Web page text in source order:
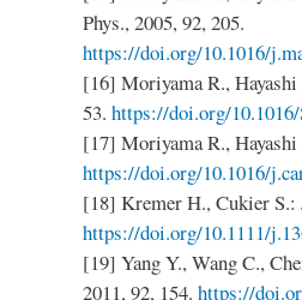
Phys., 2005, 92, 205.
https://doi.org/10.1016/
[16] Moriyama R.,
53. https://doi.org/
[17] Moriyama R.,
https://doi.org/10.1016/
[18] Kremer H., Cukier S.:
https://doi.org/10.1111/
[19] Yang Y., Wang C.,
2011, 92, 154. https://